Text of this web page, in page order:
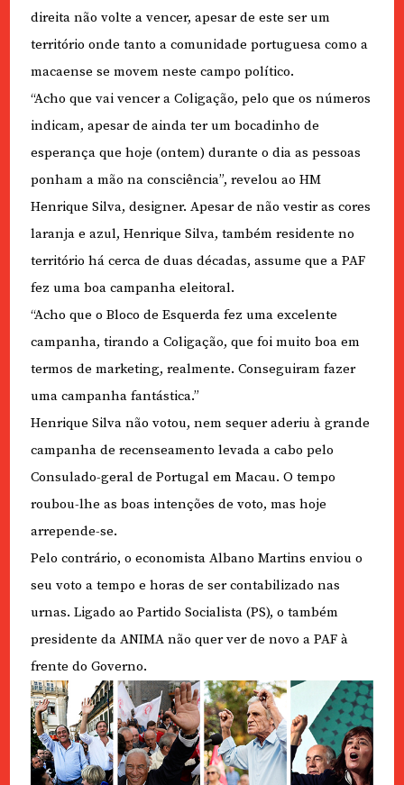
direita não volte a vencer, apesar de este ser um
território onde tanto a comunidade portuguesa como a
macaense se movem neste campo político.
“Acho que vai vencer a Coligação, pelo que os números
indicam, apesar de ainda ter um bocadinho de
esperança que hoje (ontem) durante o dia as pessoas
ponham a mão na consciência”, revelou ao HM
Henrique Silva, designer. Apesar de não vestir as cores
laranja e azul, Henrique Silva, também residente no
território há cerca de duas décadas, assume que a PAF
fez uma boa campanha eleitoral.
“Acho que o Bloco de Esquerda fez uma excelente
campanha, tirando a Coligação, que foi muito boa em
termos de marketing, realmente. Conseguiram fazer
uma campanha fantástica.”
Henrique Silva não votou, nem sequer aderiu à grande
campanha de recenseamento levada a cabo pelo
Consulado-geral de Portugal em Macau. O tempo
roubou-lhe as boas intenções de voto, mas hoje
arrepende-se.
Pelo contrário, o economista Albano Martins enviou o
seu voto a tempo e horas de ser contabilizado nas
urnas. Ligado ao Partido Socialista (PS), o também
presidente da ANIMA não quer ver de novo a PAF à
frente do Governo.